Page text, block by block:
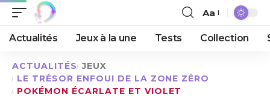
Aa
Actualités Jeux à la une Tests Collection
ACTUALITÉS JEUX
LE TRÉSOR ENFOUI DE LA ZONE ZÉRO
POKÉMON ÉCARLATE ET VIOLET